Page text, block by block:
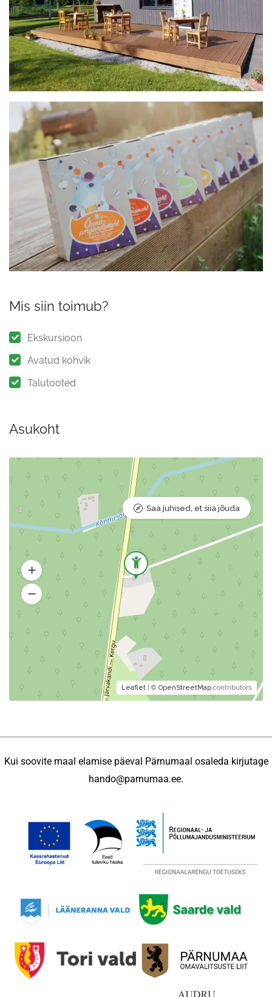
Mis siin toimub?
Ekskursioon
Avatud kohvik
Talutooted
Asukoht
Leaflet | © OpenStreetMap contributors
Saa juhised, et siia jõuda
Kui soovite maal elamise päeval Pärnumaal osaleda kirjutage
hando@parnumaa.ee.